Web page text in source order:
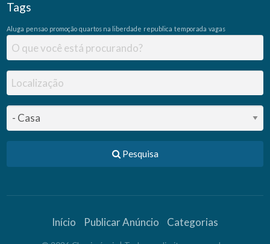
Tags
Aluga pensao promoção quartos na liberdade republica temporada vagas
Pesquisa
Início Publicar Anúncio Categorias